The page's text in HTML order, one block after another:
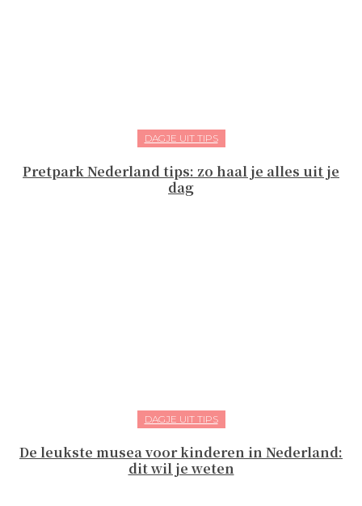
DAGJE UIT TIPS
Pretpark Nederland tips: zo haal je alles uit je
dag
DAGJE UIT TIPS
De leukste musea voor kinderen in Nederland:
dit wil je weten